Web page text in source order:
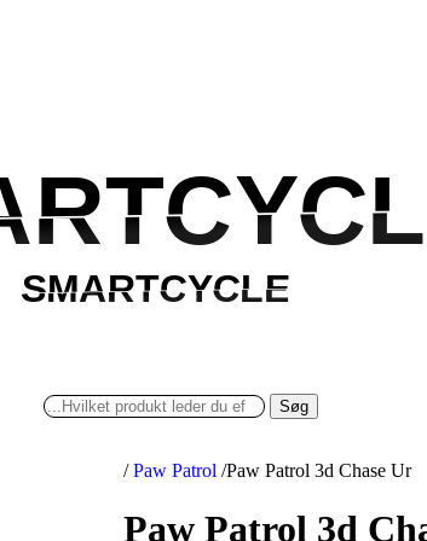
SMARTCYCLE
SMARTCYCLE
Søg
/ Paw Patrol /Paw Patrol 3d Chase Ur
Paw Patrol 3d